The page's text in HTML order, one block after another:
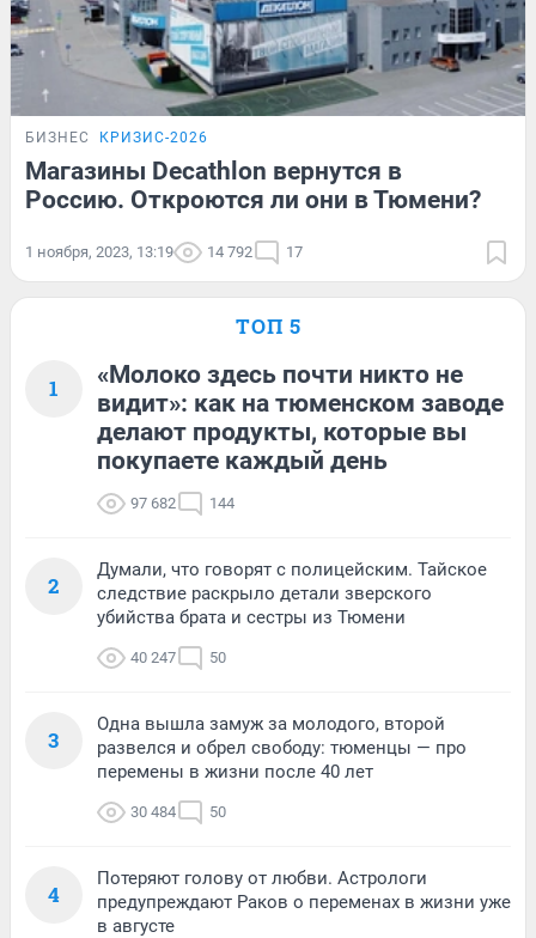
БИЗНЕС КРИЗИС-2026
Магазины Decathlon вернутся в
Россию. Откроются ли они в Тюмени?
1 ноября, 2023, 13:19 14 792 17
ТОП 5
1
«Молоко здесь почти никто не
видит»: как на тюменском заводе
делают продукты, которые вы
покупаете каждый день
97 682 144
2
Думали, что говорят с полицейским. Тайское
следствие раскрыло детали зверского
убийства брата и сестры из Тюмени
40 247 50
3
Одна вышла замуж за молодого, второй
развелся и обрел свободу: тюменцы — про
перемены в жизни после 40 лет
30 484 50
4
Потеряют голову от любви. Астрологи
предупреждают Раков о переменах в жизни уже
в августе